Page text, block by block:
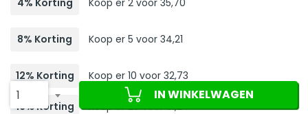
8% Korting Koop er 5 voor 34,21
12% Korting Koop er 10 voor 32,73
16% Korting Koop er 20 voor 31,24
1 IN WINKELWAGEN